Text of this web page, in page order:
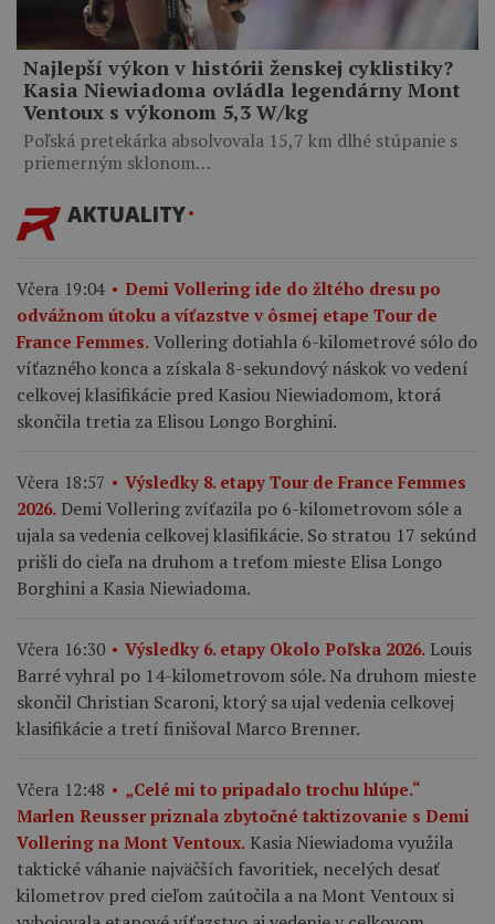
Najlepší výkon v histórii ženskej cyklistiky?
Kasia Niewiadoma ovládla legendárny Mont
Ventoux s výkonom 5,3 W/kg
Poľská pretekárka absolvovala 15,7 km dlhé stúpanie s
priemerným sklonom…
AKTUALITY
Včera 19:04
Demi Vollering ide do žltého dresu po
odvážnom útoku a víťazstve v ôsmej etape Tour de
France Femmes. Vollering dotiahla 6-kilometrové sólo do
víťazného konca a získala 8-sekundový náskok vo vedení
celkovej klasifikácie pred Kasiou Niewiadomom, ktorá
skončila tretia za Elisou Longo Borghini.
Včera 18:57
Výsledky 8. etapy Tour de France Femmes
2026. Demi Vollering zvíťazila po 6-kilometrovom sóle a
ujala sa vedenia celkovej klasifikácie. So stratou 17 sekúnd
prišli do cieľa na druhom a treťom mieste Elisa Longo
Borghini a Kasia Niewiadoma.
Včera 16:30 Výsledky 6. etapy Okolo Poľska 2026. Louis
Barré vyhral po 14-kilometrovom sóle. Na druhom mieste
skončil Christian Scaroni, ktorý sa ujal vedenia celkovej
klasifikácie a tretí finišoval Marco Brenner.
Včera 12:48
„Celé mi to pripadalo trochu hlúpe.“
Marlen Reusser priznala zbytočné taktizovanie s Demi
Vollering na Mont Ventoux. Kasia Niewiadoma využila
taktické váhanie najväčších favoritiek, necelých desať
kilometrov pred cieľom zaútočila a na Mont Ventoux si